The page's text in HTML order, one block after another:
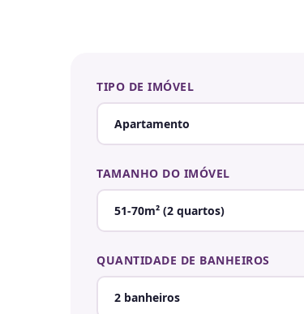
TIPO DE IMÓVEL
TAMANHO DO IMÓVEL
QUANTIDADE DE BANHEIROS